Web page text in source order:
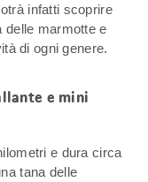
infatti scoprire
delle marmotte e
di ogni genere.
e mini
e dura circa
tana delle